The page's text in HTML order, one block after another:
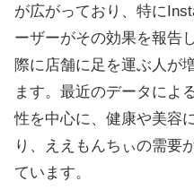
が広がっており、特に
ーザーがその効果を報告
際に店舗に足を運ぶ人が
ます。最近のデータによ
性を中心に、健康や美容
り、ええもんちぃの需要
ています。